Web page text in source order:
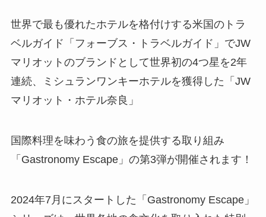
世界で最も優れたホテルを格付けする米国のトラ
ベルガイド「フォーブス・トラベルガイド」でJW
マリオットのブランドとして世界初の4つ星を2年
連続、ミシュランワンキーホテルを獲得した「JW
マリオット・ホテル奈良」
国際料理を味わう食の旅を提供する取り組み
「Gastronomy Escape」の第3弾が開催されます！
2024年7月にスタートした「Gastronomy Escape」